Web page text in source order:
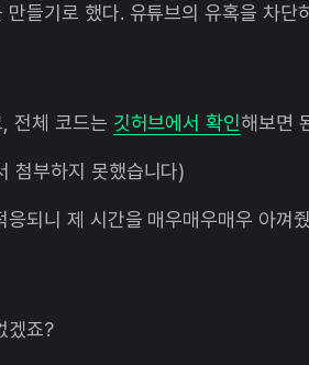
들기로 했다. 유튜브의 유혹을 차단
전체 코드는 깃허브에서 확인해보면
첨부하지 못했습니다)
되니 제 시간을 매우매우매우 아껴
겠죠?